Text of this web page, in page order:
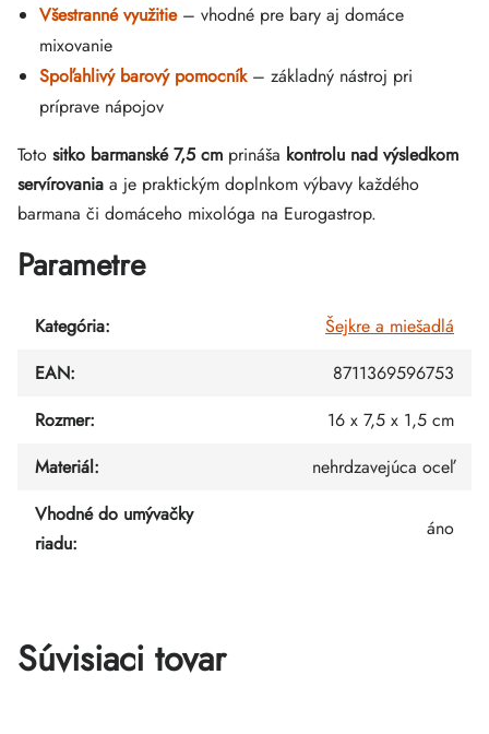
Všestranné využitie– vhodné pre bary aj domáce
mixovanie
Spoľahlivý barový pomocník– základný nástroj pri
príprave nápojov
Toto sitko barmanské 7,5 cm prináša kontrolu nad výsledkom
servírovania a je praktickým doplnkom výbavy každého
barmana či domáceho mixológa na Eurogastrop.
Parametre
Kategória:
Šejkre a miešadlá
EAN:
8711369596753
Rozmer:
16 x 7,5 x 1,5 cm
Materiál:
nehrdzavejúca oceľ
Vhodné do umývačky
riadu:
áno
Súvisiaci tovar